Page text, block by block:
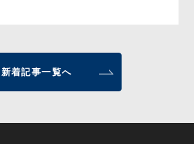
新着記事一覧へ